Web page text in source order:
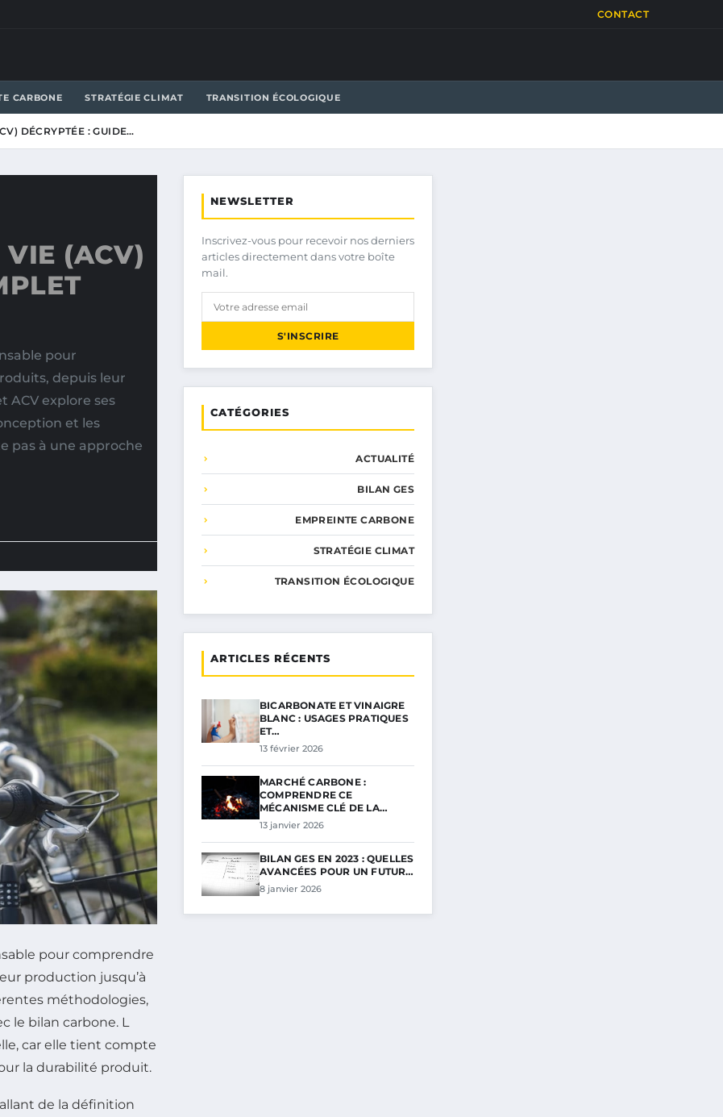
CONTACT
CARBONE STRATÉGIE CLIMAT TRANSITION ÉCOLOGIQUE
DÉCRYPTÉE : GUIDE…
VIE (ACV)
pour
depuis leur
ACV explore ses
et les
pas à une approche
pour comprendre
production jusqu’à
méthodologies,
le bilan carbone. L
car elle tient compte
la durabilité produit.
de la définition
NEWSLETTER
Inscrivez-vous pour recevoir nos derniers
articles directement dans votre boîte
mail.
S'INSCRIRE
CATÉGORIES
ACTUALITÉ
BILAN GES
EMPREINTE CARBONE
STRATÉGIE CLIMAT
TRANSITION ÉCOLOGIQUE
ARTICLES RÉCENTS
BICARBONATE ET VINAIGRE
BLANC : USAGES PRATIQUES
ET…
13 février 2026
MARCHÉ CARBONE :
COMPRENDRE CE
MÉCANISME CLÉ DE LA…
13 janvier 2026
BILAN GES EN 2023 : QUELLES
AVANCÉES POUR UN FUTUR…
8 janvier 2026